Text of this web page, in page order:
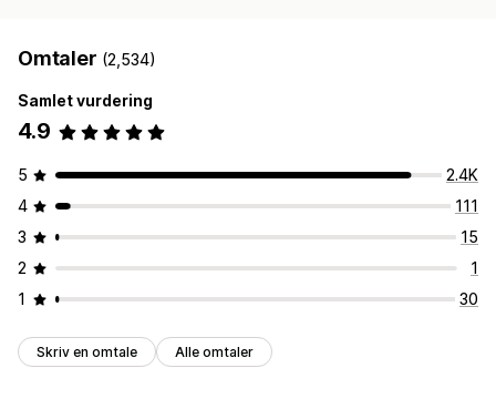
Omtaler (2,534)
Samlet vurdering
4.9
5
2.4K
4
111
3
15
2
1
1
30
Skriv en omtale Alle omtaler